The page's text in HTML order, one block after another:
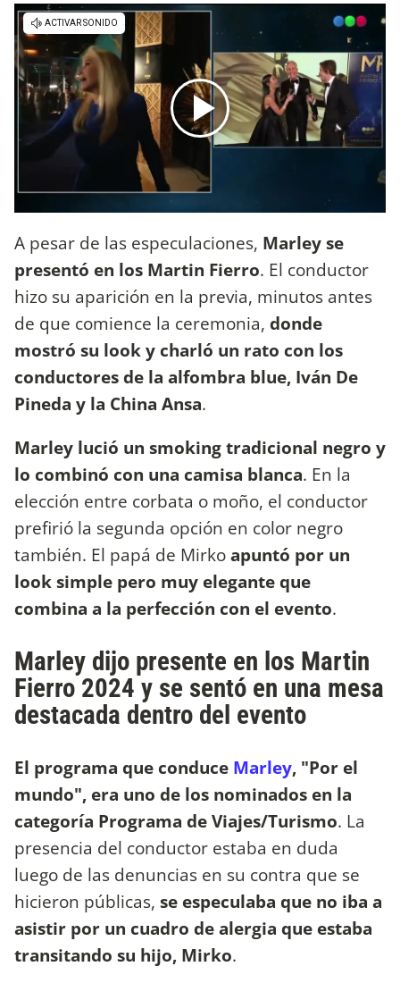
A pesar de las especulaciones, Marley se
presentó en los Martin Fierro. El conductor
hizo su aparición en la previa, minutos antes
de que comience la ceremonia, donde
mostró su look y charló un rato con los
conductores de la alfombra blue, Iván De
Pineda y la China Ansa.
Marley lució un smoking tradicional negro y
lo combinó con una camisa blanca. En la
elección entre corbata o moño, el conductor
prefirió la segunda opción en color negro
también. El papá de Mirkoapuntó por un
look simple pero muy elegante que
combina a la perfección con el evento.
Marley dijo presente en los Martin
Fierro 2024 y se sentó en una mesa
destacada dentro del evento
El programa que conduce Marley, "Por el
mundo", era uno de los nominados en la
categoría Programa de Viajes/Turismo. La
presencia del conductor estaba en duda
luego de las denuncias en su contra que se
hicieron públicas, se especulaba que no iba a
asistir por un cuadro de alergia que estaba
transitando su hijo, Mirko.